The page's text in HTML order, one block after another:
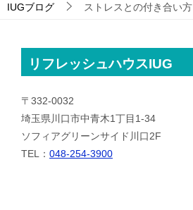
IUGブログ
ストレスとの付き合い方
リフレッシュハウスIUG
〒332-0032
埼玉県川口市中青木1丁目1-34
ソフィアグリーンサイド川口2F
TEL： 048-254-3900